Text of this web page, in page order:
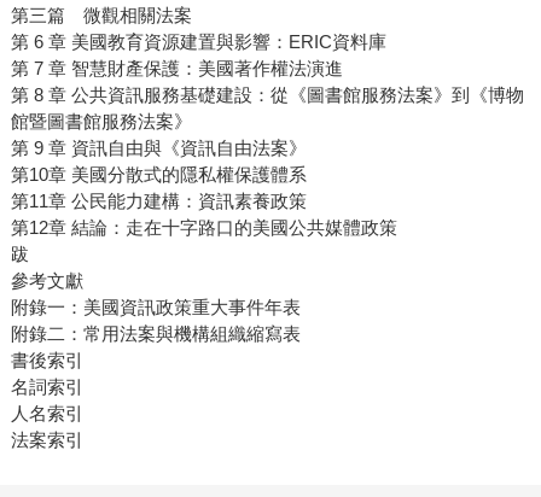
第三篇 微觀相關法案
第 6 章 美國教育資源建置與影響：ERIC資料庫
第 7 章 智慧財產保護：美國著作權法演進
第 8 章 公共資訊服務基礎建設：從《圖書館服務法案》到《博物
館暨圖書館服務法案》
第 9 章 資訊自由與《資訊自由法案》
第10章 美國分散式的隱私權保護體系
第11章 公民能力建構：資訊素養政策
第12章 結論：走在十字路口的美國公共媒體政策
跋
參考文獻
附錄一：美國資訊政策重大事件年表
附錄二：常用法案與機構組織縮寫表
書後索引
名詞索引
人名索引
法案索引